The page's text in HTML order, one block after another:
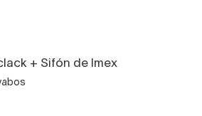
+ Sifón de Imex